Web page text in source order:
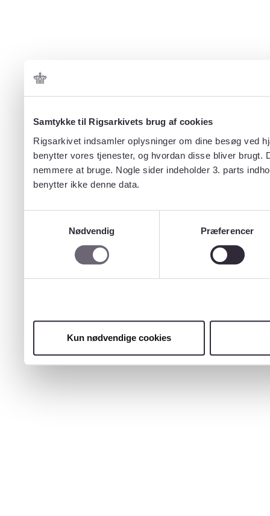
Samtykke til Rigsarkivets brug af cookies
Rigsarkivet indsamler oplysninger om dine besøg ved
benytter vores tjenester, og hvordan disse bliver
nemmere at bruge. Nogle sider indeholder 3. parts
benytter ikke denne data.
Nødvendig
Præferencer
Kun nødvendige cookies